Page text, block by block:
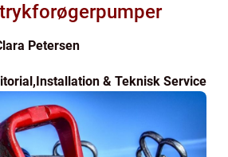
Petersen
,Installation & Teknisk Service